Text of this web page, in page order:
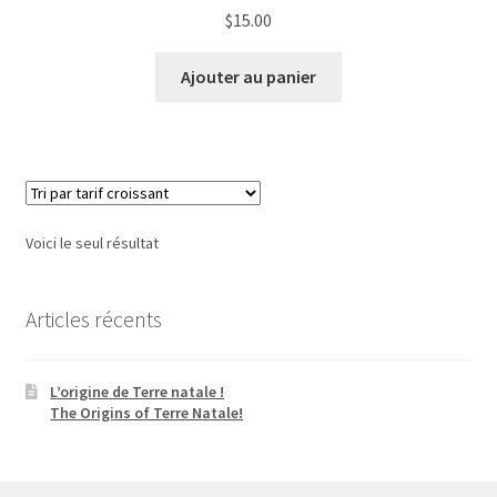
$15.00
Ajouter au panier
Voici le seul résultat
Articles récents
L’origine de Terre natale !
The Origins of Terre Natale!